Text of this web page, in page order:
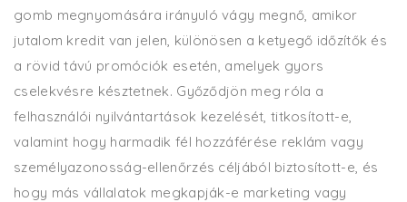
gomb megnyomására irányuló vágy megnő, amikor
jutalom kredit van jelen, különösen a ketyegő időzítők és
a rövid távú promóciók esetén, amelyek gyors
cselekvésre késztetnek. Győződjön meg róla a
felhasználói nyilvántartások kezelését, titkosított-e,
valamint hogy harmadik fél hozzáférése reklám vagy
személyazonosság-ellenőrzés céljából biztosított-e, és
hogy más vállalatok megkapják-e marketing vagy